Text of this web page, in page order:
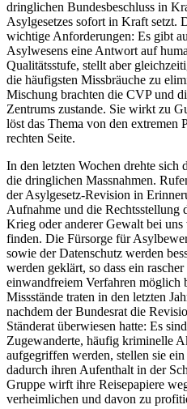
dringlichen Bundesbeschluss in
Asylgesetzes sofort in Kraft setzt.
wichtige Anforderungen: Es gibt
Asylwesens eine Antwort auf
Qualitätsstufe, stellt aber
die häufigsten Missbräuche zu
Mischung brachten die CVP und
Zentrums zustande. Sie wirkt zu
löst das Thema von den extremen
rechten Seite.
In den letzten Wochen drehte sich
die dringlichen Massnahmen.
der Asylgesetz-Revision in
Aufnahme und die
Krieg oder anderer Gewalt bei
finden. Die Fürsorge für
sowie der Datenschutz werden
werden geklärt, so dass ein
einwandfreiem Verfahren möglich
Missstände traten in den letzten
nachdem der Bundesrat die
Ständerat überwiesen hatte: Es
Zugewanderte, häufig kriminelle
aufgegriffen werden, stellen sie
dadurch ihren Aufenthalt in der
Gruppe wirft ihre Reisepapiere
verheimlichen und davon zu